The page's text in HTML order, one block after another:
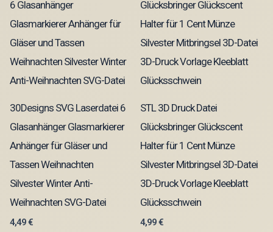
30Designs SVG Laserdatei 6
Glasanhänger Glasmarkierer
Anhänger für Gläser und
Tassen Weihnachten
Silvester Winter Anti-
Weihnachten SVG-Datei
4,49€
STL 3D Druck Datei
Glücksbringer Glückscent
Halter für 1 Cent Münze
Silvester Mitbringsel 3D-Datei
3D-Druck Vorlage Kleeblatt
Glücksschwein
4,99€